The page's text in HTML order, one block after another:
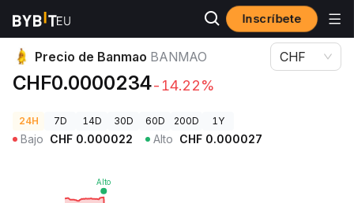
Inscríbete
Precios de Criptomonedas Precio de Banmao BANMAO
Precio de Banmao BANMAO
CHF0.0000234-14.22%
CHF
24H 7D 14D 30D 60D 200D 1Y
Bajo CHF 0.000022 Alto CHF 0.000027